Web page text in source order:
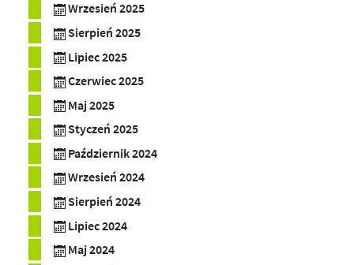
Wrzesień 2025
Sierpień 2025
Lipiec 2025
Czerwiec 2025
Maj 2025
Styczeń 2025
Październik 2024
Wrzesień 2024
Sierpień 2024
Lipiec 2024
Maj 2024